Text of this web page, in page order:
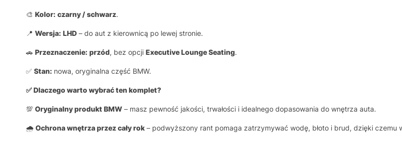
🎨 Kolor: czarny / schwarz.
📍 Wersja: LHD – do aut z kierownicą po lewej stronie.
🚗 Przeznaczenie: przód, bez opcji Executive Lounge Seating.
✅ Stan: nowa, oryginalna część BMW.
✅ Dlaczego warto wybrać ten komplet?
💯 Oryginalny produkt BMW – masz pewność jakości, trwałości i idealnego dopasowania do wnętrza auta.
🌧️ Ochrona wnętrza przez cały rok – podwyższony rant pomaga zatrzymywać wodę, błoto i brud, dzięki czemu